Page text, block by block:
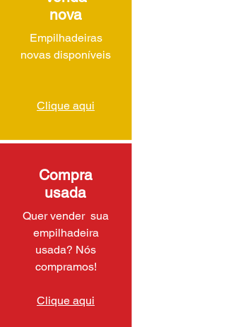
nova
Empilhadeiras
novas disponíveis
Clique aqui
Compra
usada
Quer vender sua
empilhadeira
usada? Nós
compramos!
Clique aqui